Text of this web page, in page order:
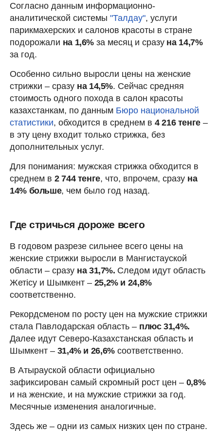
Согласно данным информационно-
аналитической системы "Талдау", услуги
парикмахерских и салонов красоты в стране
подорожали на 1,6% за месяц и сразуна 14,7%
за год.
Особенно сильно выросли цены на женские
стрижки – сразу на 14,5%. Сейчас средняя
стоимость одного похода в салон красоты
казахстанкам, по данным Бюро национальной
статистики, обходится в среднем в 4 216 тенге –
в эту цену входит только стрижка, без
дополнительных услуг.
Для понимания: мужская стрижка обходится в
среднем в 2 744 тенге, что, впрочем, сразу на
14% больше, чем было год назад.
Где стричься дороже всего
В годовом разрезе сильнее всего цены на
женские стрижки выросли в Мангистауской
области – сразу на 31,7%. Следом идут область
Жетісу и Шымкент – 25,2% и 24,8%
соответственно.
Рекордсменом по росту цен на мужские стрижки
стала Павлодарская область – плюс 31,4%.
Далее идут Северо-Казахстанская область и
Шымкент – 31,4% и 26,6% соответственно.
В Атырауской области официально
зафиксирован самый скромный рост цен – 0,8%
и на женские, и на мужские стрижки за год.
Месячные изменения аналогичные.
Здесь же – одни из самых низких цен по стране.